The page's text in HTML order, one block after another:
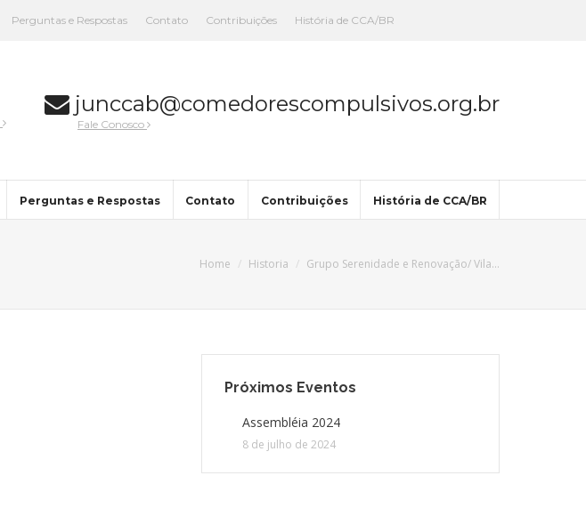
Perguntas e Respostas Contato Contribuições História de CCA/BR
junccab@comedorescompulsivos.org.br
Fale Conosco
Perguntas e Respostas Contato Contribuições História de CCA/BR
Home Historia Grupo Serenidade e Renovação/ Vila…
Próximos Eventos
Assembléia 2024
8 de julho de 2024